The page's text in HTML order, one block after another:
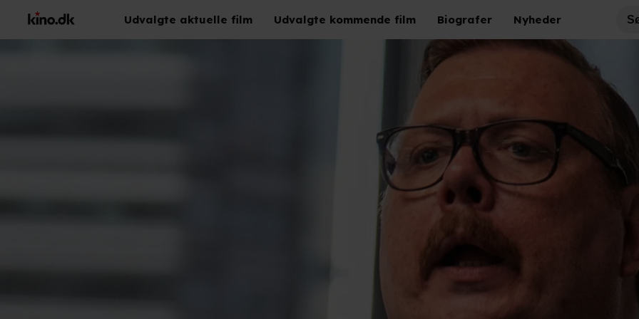
Udvalgte aktuelle film Udvalgte kommende film Biografer Nyheder